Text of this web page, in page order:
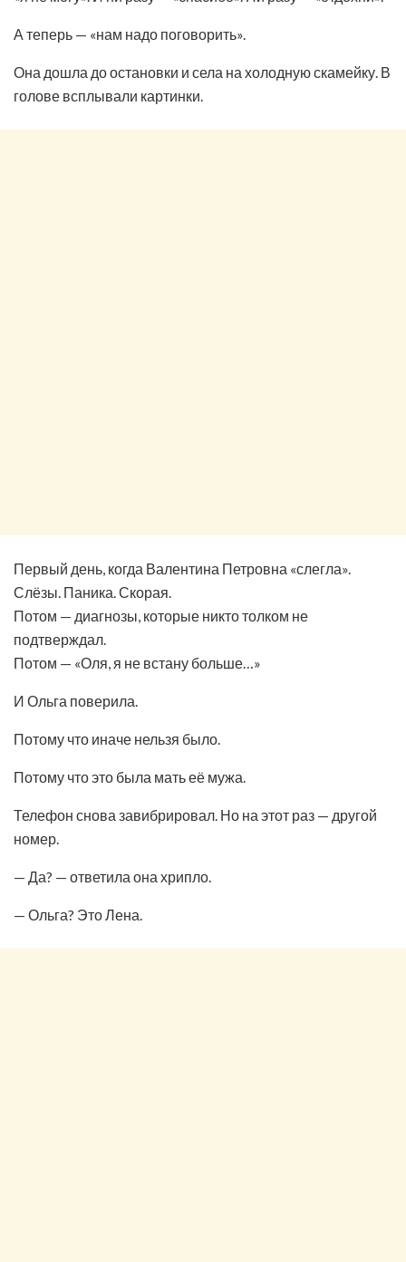
А теперь — «нам надо поговорить».
Она дошла до остановки и села на холодную скамейку. В
голове всплывали картинки.
Первый день, когда Валентина Петровна «слегла».
Слёзы. Паника. Скорая.
Потом — диагнозы, которые никто толком не
подтверждал.
Потом — «Оля, я не встану больше…»
И Ольга поверила.
Потому что иначе нельзя было.
Потому что это была мать её мужа.
Телефон снова завибрировал. Но на этот раз — другой
номер.
— Да? — ответила она хрипло.
— Ольга? Это Лена.